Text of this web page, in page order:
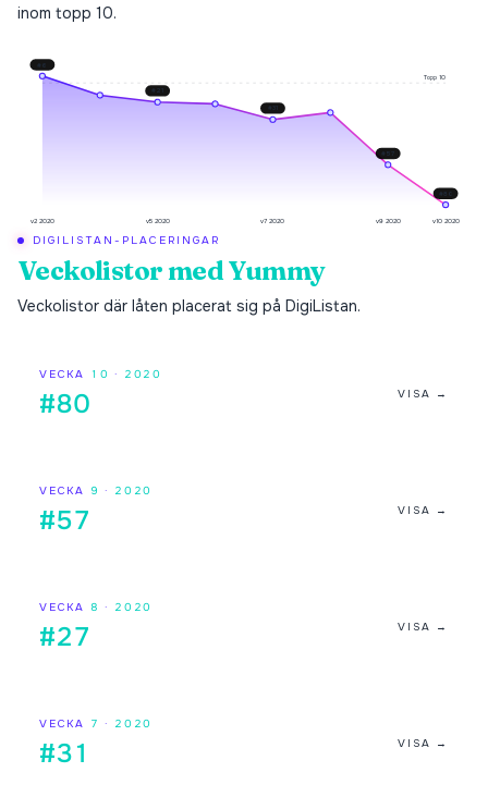
inom topp 10.
Topp 10
# 6
# 21
#31
# 57
# 80
v2 2020 v5 2020 v7 2020 v9 2020 v10 2020
DIGILISTAN-PLACERINGAR
Veckolistor medYummy
Veckolistor där låten placerat sig på DigiListan.
VECKA 10 · 2020
#80 VISA →
VECKA 9 · 2020
#57 VISA →
VECKA 8 · 2020
#27 VISA →
VECKA 7 · 2020
#31 VISA →